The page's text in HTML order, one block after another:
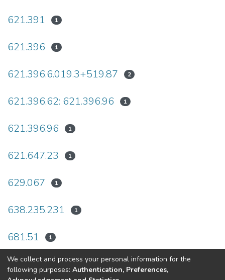
621.391 1
621.396 1
621.396.6.019.3+519.87 2
621.396.62: 621.396.96 1
621.396.96 1
621.647.23 1
629.067 1
638.235.231 1
681.51 1
« 1(current)
2 3 4 5 ... 17 »
We collect and process your personal information for the
following purposes: Authentication, Preferences,